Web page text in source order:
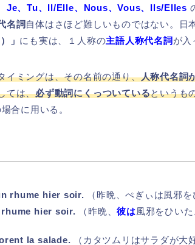
Je、Tu、Il/Elle、Nous、Vous、Ils/Elles
名詞 自体はさほど難しいものではない。日
」 にも実は、１人称の主語人称代名詞 が入
イミングは、その名前の通り、人称代名詞
ては、必ず動詞にくっついているというも
合に用いる。
rhume hier soir. （昨晩、ぺぎぃは風邪を
hier soir. （昨晩、彼は風邪をひいた
la salade. （カタツムリはサラダが大